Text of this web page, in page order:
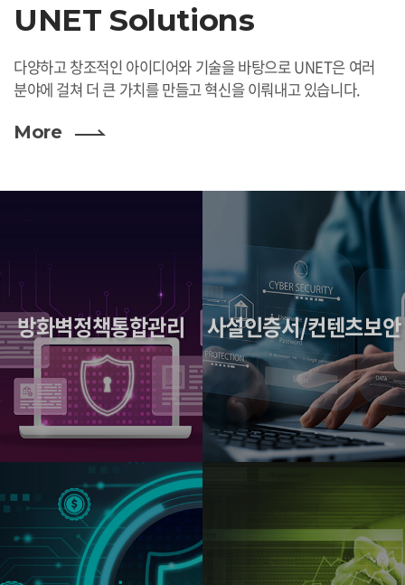
UNET Solutions
다양하고 창조적인 아이디어와 기술을 바탕으로 UNET은 여러
분야에 걸쳐 더 큰 가치를 만들고 혁신을 이뤄내고 있습니다.
More
방화벽정책통합관리 사설인증서/컨텐츠보안